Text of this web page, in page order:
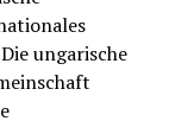
ungarische